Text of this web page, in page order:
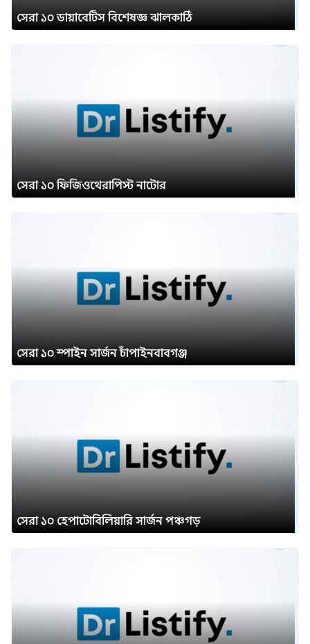
সেরা ১০ ডায়াবেটিস বিশেষজ্ঞ ঝালকাঠি
সেরা ১০ ফিজিওথেরাপিস্ট নাটোর
সেরা ১০ স্পাইন সার্জন চাঁপাইনবাবগঞ্জ
সেরা ১০ হেপাটোবিলিয়ারি সার্জন পঞ্চগড়